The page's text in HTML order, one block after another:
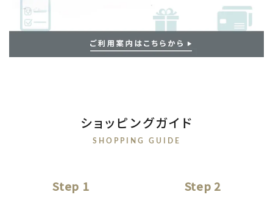
ショッピングガイド
SHOPPING GUIDE
Step 1 Step 2